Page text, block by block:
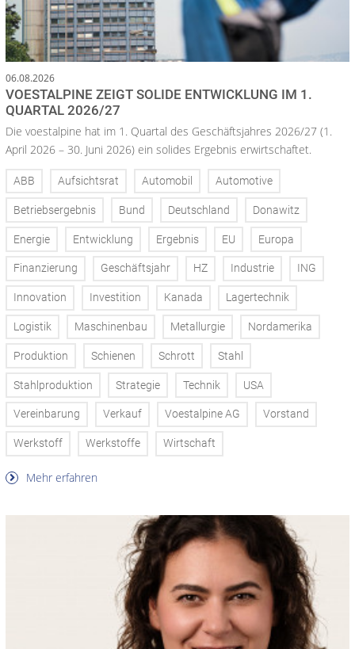
06.08.2026
VOESTALPINE ZEIGT SOLIDE ENTWICKLUNG IM 1.
QUARTAL 2026/27
Die voestalpine hat im 1. Quartal des Geschäftsjahres 2026/27 (1.
April 2026 – 30. Juni 2026) ein solides Ergebnis erwirtschaftet.
ABB Aufsichtsrat Automobil Automotive
Betriebsergebnis Bund Deutschland Donawitz
Energie Entwicklung Ergebnis EU Europa
Finanzierung Geschäftsjahr HZ Industrie ING
Innovation Investition Kanada Lagertechnik
Logistik Maschinenbau Metallurgie Nordamerika
Produktion Schienen Schrott Stahl
Stahlproduktion Strategie Technik USA
Vereinbarung Verkauf Voestalpine AG Vorstand
Werkstoff Werkstoffe Wirtschaft
Mehr erfahren